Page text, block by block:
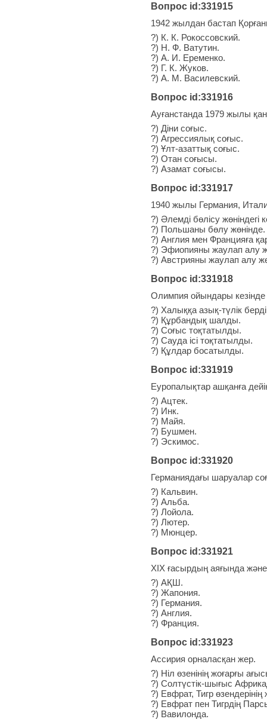
Вопрос id:331915
1942 жылдан бастап
?) К. К. Рокоссовский.
?) Н. Ф. Ватутин.
?) А. И. Еременко.
?) Г. К. Жуков.
?) А. М. Василевский.
Вопрос id:331916
Ауғанстанда 1979 жылы
?) Діни соғыс.
?) Агрессиялық соғыс.
?) Ұлт-азаттық соғыс.
?) Отан соғысы.
?) Азамат соғысы.
Вопрос id:331917
1940 жылы Германия,
?) Әлемді бөлісу жөніндегі
?) Польшаны бөлу жөнінде.
?) Англия мен Францияға
?) Эфиопияны жаулап алу
?) Австрияны жаулап алу
Вопрос id:331918
Олимпия ойындары кезінде
?) Халыққа азық-түлік
?) Құрбандық шалды.
?) Соғыс тоқтатылды.
?) Сауда ісі тоқтатылды.
?) Құлдар босатылды.
Вопрос id:331919
Еуропалықтар ашқанға
?) Ацтек.
?) Инк.
?) Майя.
?) Бушмен.
?) Эскимос.
Вопрос id:331920
Германиядағы шаруалар
?) Кальвин.
?) Альба.
?) Лойола.
?) Лютер.
?) Мюнцер.
Вопрос id:331921
XIX ғасырдың аяғында
?) АҚШ.
?) Жапония.
?) Германия.
?) Англия.
?) Франция.
Вопрос id:331923
Ассирия орналасқан жер.
?) Ніл өзенінің жоғарғы
?) Солтүстік-шығыс
?) Евфрат, Тигр
?) Евфрат пен Тигрдің
?) Вавилонда.